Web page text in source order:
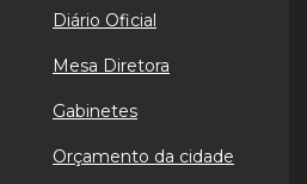
Diário Oficial
Mesa Diretora
Gabinetes
Orçamento da cidade